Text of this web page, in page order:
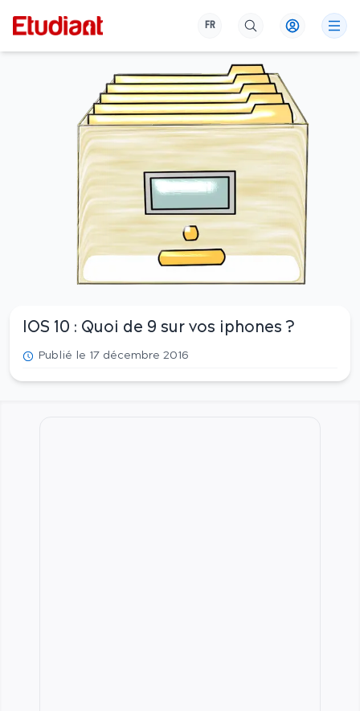
FR
IOS 10 : Quoi de 9 sur vos iphones ?
Publié le 17 décembre 2016